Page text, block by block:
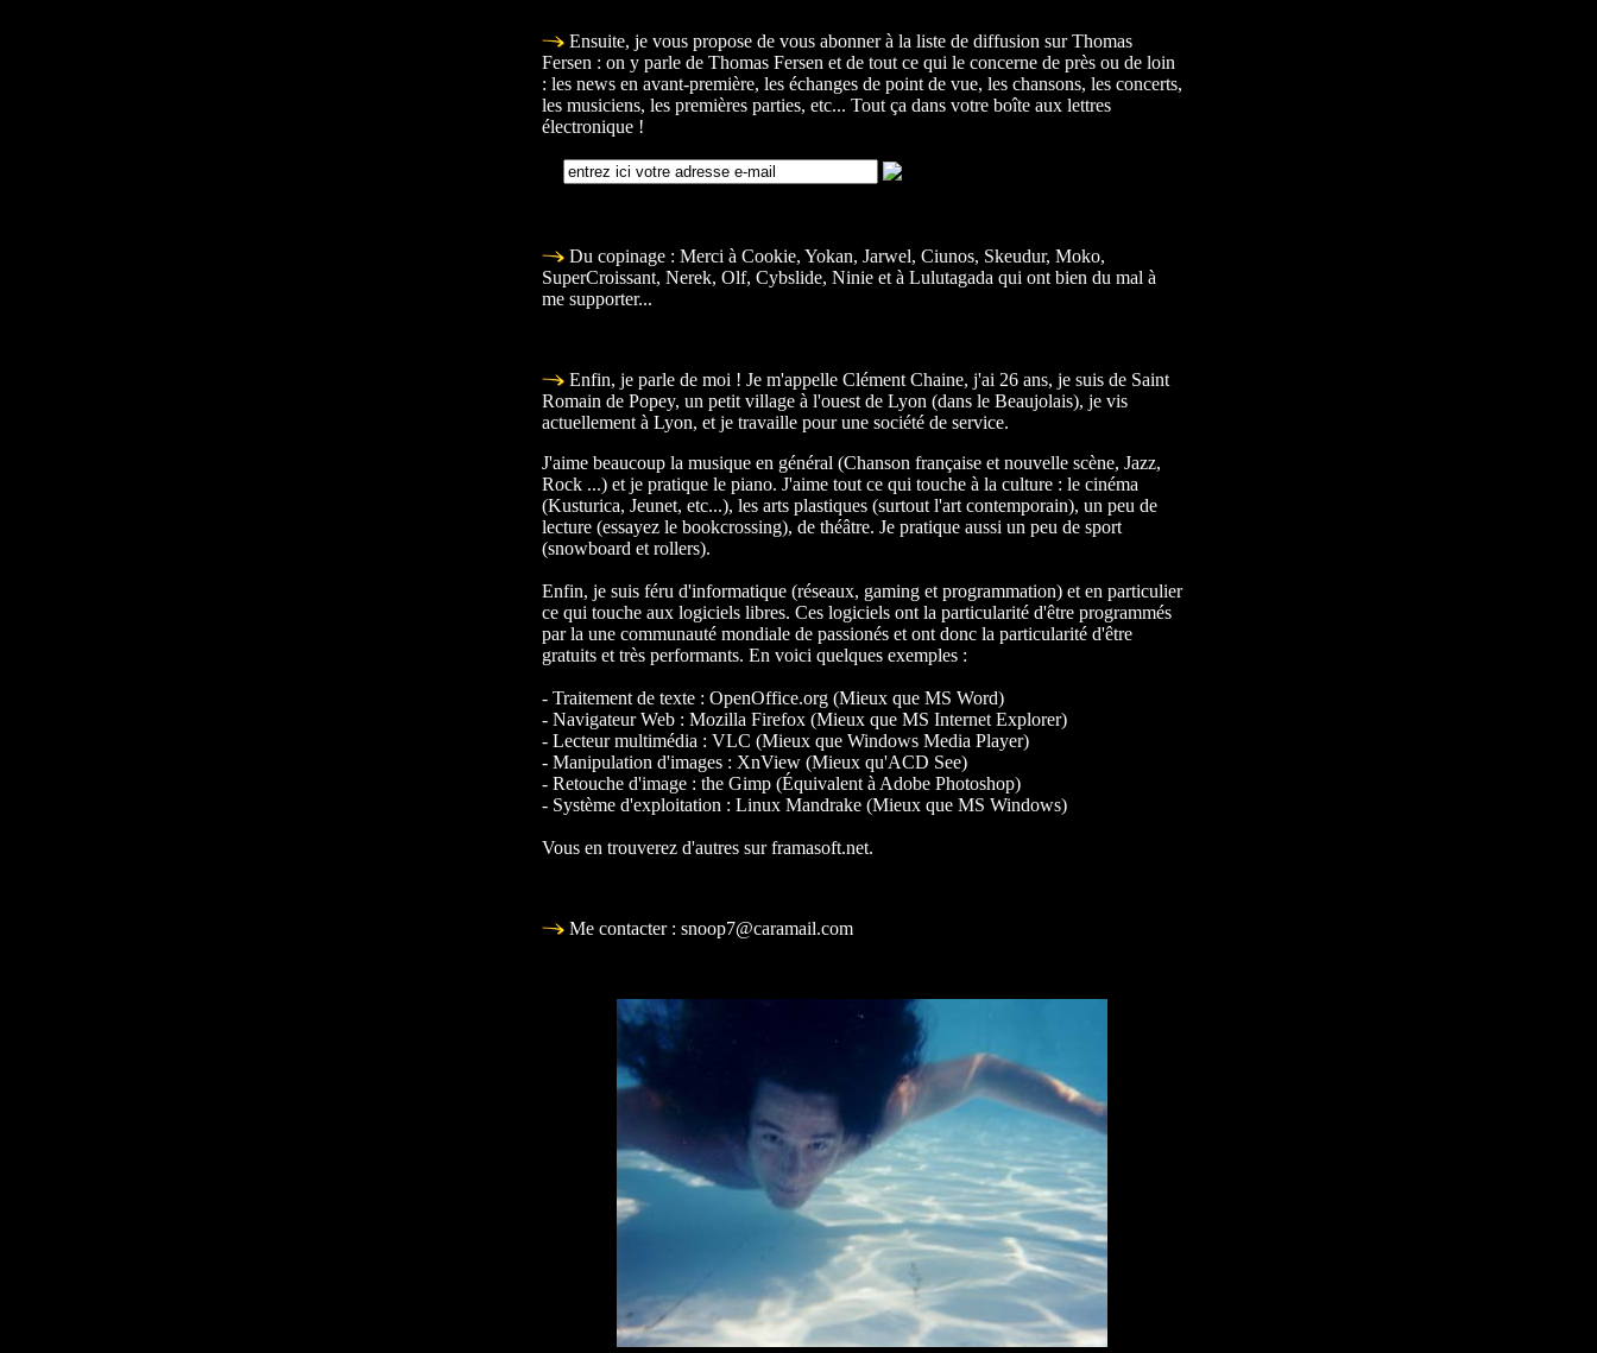
Ensuite, je vous propose de vous abonner à la liste de diffusion sur Thomas
Fersen : on y parle de Thomas Fersen et de tout ce qui le concerne de près ou de loin
: les news en avant-première, les échanges de point de vue, les chansons, les concerts,
les musiciens, les premières parties, etc... Tout ça dans votre boîte aux lettres
électronique !
Du copinage : Merci à Cookie, Yokan, Jarwel, Ciunos, Skeudur, Moko,
SuperCroissant, Nerek, Olf, Cybslide, Ninie et à Lulutagada qui ont bien du mal à
me supporter...
Enfin, je parle de moi ! Je m'appelle Clément Chaine, j'ai 26 ans, je suis de Saint
Romain de Popey, un petit village à l'ouest de Lyon (dans le Beaujolais), je vis
actuellement à Lyon, et je travaille pour une société de service.
J'aime beaucoup la musique en général (Chanson française et nouvelle scène, Jazz,
Rock ...) et je pratique le piano. J'aime tout ce qui touche à la culture : le cinéma
(Kusturica, Jeunet, etc...), les arts plastiques (surtout l'art contemporain), un peu de
lecture (essayez le bookcrossing), de théâtre. Je pratique aussi un peu de sport
(snowboard et rollers).
Enfin, je suis féru d'informatique (réseaux, gaming et programmation) et en particulier
ce qui touche aux logiciels libres. Ces logiciels ont la particularité d'être programmés
par la une communauté mondiale de passionés et ont donc la particularité d'être
gratuits et très performants. En voici quelques exemples :
- Traitement de texte : OpenOffice.org (Mieux que MS Word)
- Navigateur Web : Mozilla Firefox (Mieux que MS Internet Explorer)
- Lecteur multimédia : VLC (Mieux que Windows Media Player)
- Manipulation d'images : XnView (Mieux qu'ACD See)
- Retouche d'image : the Gimp (Équivalent à Adobe Photoshop)
- Système d'exploitation : Linux Mandrake (Mieux que MS Windows)
Vous en trouverez d'autres surframasoft.net.
Me contacter : snoop7@caramail.com